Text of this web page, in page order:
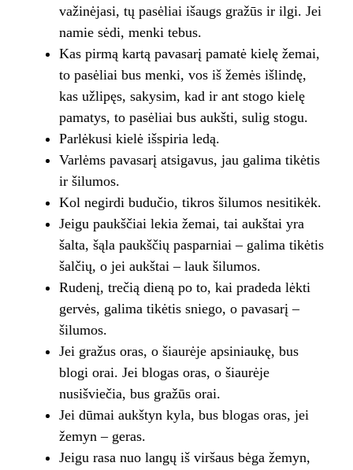
važinėjasi, tų pasėliai išaugs gražūs ir ilgi. Jei
namie sėdi, menki tebus.
Kas pirmą kartą pavasarį pamatė kielę žemai,
to pasėliai bus menki, vos iš žemės išlindę,
kas užlipęs, sakysim, kad ir ant stogo kielę
pamatys, to pasėliai bus aukšti, sulig stogu.
Parlėkusi kielė išspiria ledą.
Varlėms pavasarį atsigavus, jau galima tikėtis
ir šilumos.
Kol negirdi budučio, tikros šilumos nesitikėk.
Jeigu paukščiai lekia žemai, tai aukštai yra
šalta, šąla paukščių pasparniai – galima tikėtis
šalčių, o jei aukštai – lauk šilumos.
Rudenį, trečią dieną po to, kai pradeda lėkti
gervės, galima tikėtis sniego, o pavasarį –
šilumos.
Jei gražus oras, o šiaurėje apsiniaukę, bus
blogi orai. Jei blogas oras, o šiaurėje
nusišviečia, bus gražūs orai.
Jei dūmai aukštyn kyla, bus blogas oras, jei
žemyn – geras.
Jeigu rasa nuo langų iš viršaus bėga žemyn,